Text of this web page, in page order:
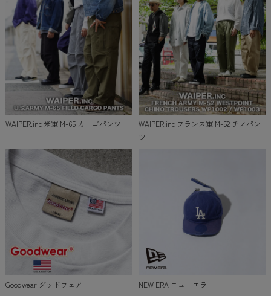
WAIPER.inc 米軍 M-65 カーゴパンツ
WAIPER.inc フランス軍 M-52 チノパン
ツ
Goodwear グッドウェア NEW ERA ニューエラ